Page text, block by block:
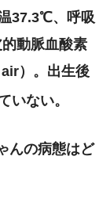
37.3℃、呼吸
動脈血酸素
）。出生後
いない。
んの病態はど